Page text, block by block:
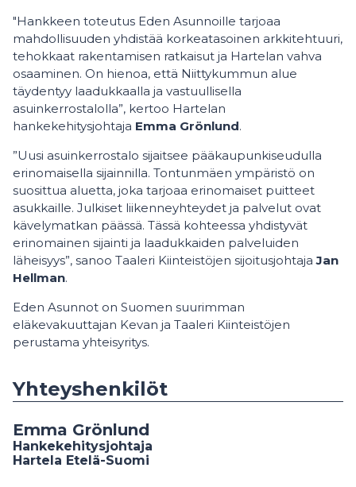
"Hankkeen toteutus Eden Asunnoille tarjoaa
mahdollisuuden yhdistää korkeatasoinen arkkitehtuuri,
tehokkaat rakentamisen ratkaisut ja Hartelan vahva
osaaminen. On hienoa, että Niittykummun alue
täydentyy laadukkaalla ja vastuullisella
asuinkerrostalolla”, kertoo Hartelan
hankekehitysjohtaja Emma Grönlund.
”Uusi asuinkerrostalo sijaitsee pääkaupunkiseudulla
erinomaisella sijainnilla. Tontunmäen ympäristö on
suosittua aluetta, joka tarjoaa erinomaiset puitteet
asukkaille. Julkiset liikenneyhteydet ja palvelut ovat
kävelymatkan päässä. Tässä kohteessa yhdistyvät
erinomainen sijainti ja laadukkaiden palveluiden
läheisyys”, sanoo Taaleri Kiinteistöjen sijoitusjohtajaJan
Hellman.
Eden Asunnot on Suomen suurimman
eläkevakuuttajan Kevan ja Taaleri Kiinteistöjen
perustama yhteisyritys.
Yhteyshenkilöt
Emma Grönlund
Hankekehitysjohtaja
Hartela Etelä-Suomi